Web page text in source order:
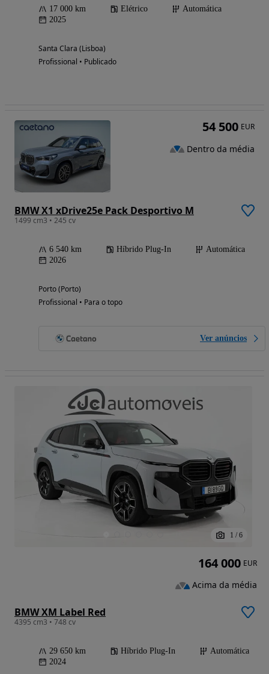
17 000 km Elétrico
Automática
2025
Santa Clara (Lisboa)
Profissional • Publicado
BMW X1 xDrive25e Pack Desportivo M
1499 cm3 • 245 cv
6 540 km Híbrido Plug-In
Automática
2026
Porto (Porto)
Profissional • Para o topo
Ver anúncios
54 500 EUR
Dentro da média
1 / 6
BMW XM Label Red
4395 cm3 • 748 cv
29 650 km Híbrido Plug-In
Automática
2024
164 000 EUR
Acima da média